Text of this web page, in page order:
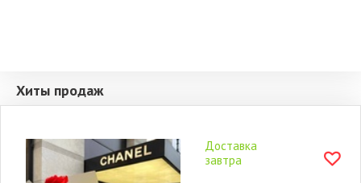
Хиты продаж
Доставка
завтра